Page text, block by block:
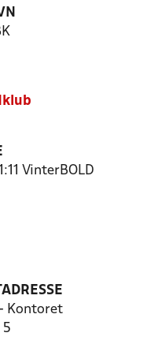
VinterBOLD
Kontoret
5